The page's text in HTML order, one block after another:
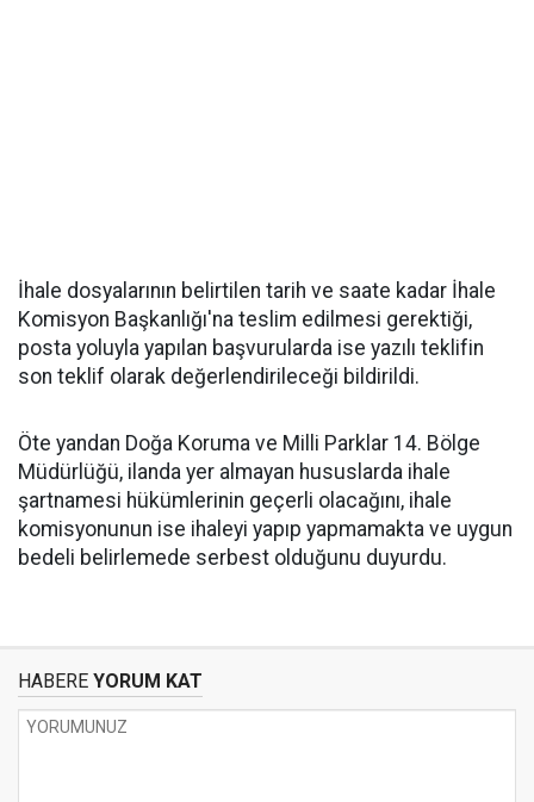
İhale dosyalarının belirtilen tarih ve saate kadar İhale
Komisyon Başkanlığı'na teslim edilmesi gerektiği,
posta yoluyla yapılan başvurularda ise yazılı teklifin
son teklif olarak değerlendirileceği bildirildi.
Öte yandan Doğa Koruma ve Milli Parklar 14. Bölge
Müdürlüğü, ilanda yer almayan hususlarda ihale
şartnamesi hükümlerinin geçerli olacağını, ihale
komisyonunun ise ihaleyi yapıp yapmamakta ve uygun
bedeli belirlemede serbest olduğunu duyurdu.
HABERE YORUM KAT